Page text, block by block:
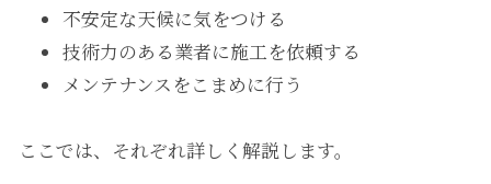
不安定な天候に気をつける
技術力のある業者に施工を依頼する
メンテナンスをこまめに行う
ここでは、それぞれ詳しく解説します。